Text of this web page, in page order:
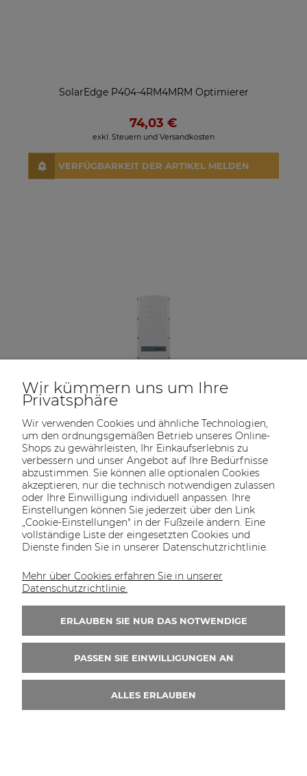
SolarEdge P404-4RM4MRM Optimierer
74,03 €
exkl. Steuern und Versandkosten
VERFÜGBARKEIT DER ARTIKEL MELDEN
SolarEdge SE5K-RWS Netzwechselrichter Hybrid
1.462,30 €
exkl. Steuern und Versandkosten
VERFÜGBARKEIT DER ARTIKEL MELDEN
Wir kümmern uns um Ihre
Privatsphäre
Wir verwenden Cookies und ähnliche Technologien,
um den ordnungsgemäßen Betrieb unseres Online-
Shops zu gewährleisten, Ihr Einkaufserlebnis zu
verbessern und unser Angebot auf Ihre Bedürfnisse
abzustimmen. Sie können alle optionalen Cookies
akzeptieren, nur die technisch notwendigen zulassen
oder Ihre Einwilligung individuell anpassen. Ihre
Einstellungen können Sie jederzeit über den Link
„Cookie-Einstellungen" in der Fußzeile ändern. Eine
vollständige Liste der eingesetzten Cookies und
Dienste finden Sie in unserer Datenschutzrichtlinie.
Mehr über Cookies erfahren Sie in unserer
Datenschutzrichtlinie.
ERLAUBEN SIE NUR DAS NOTWENDIGE
PASSEN SIE EINWILLIGUNGEN AN
ALLES ERLAUBEN